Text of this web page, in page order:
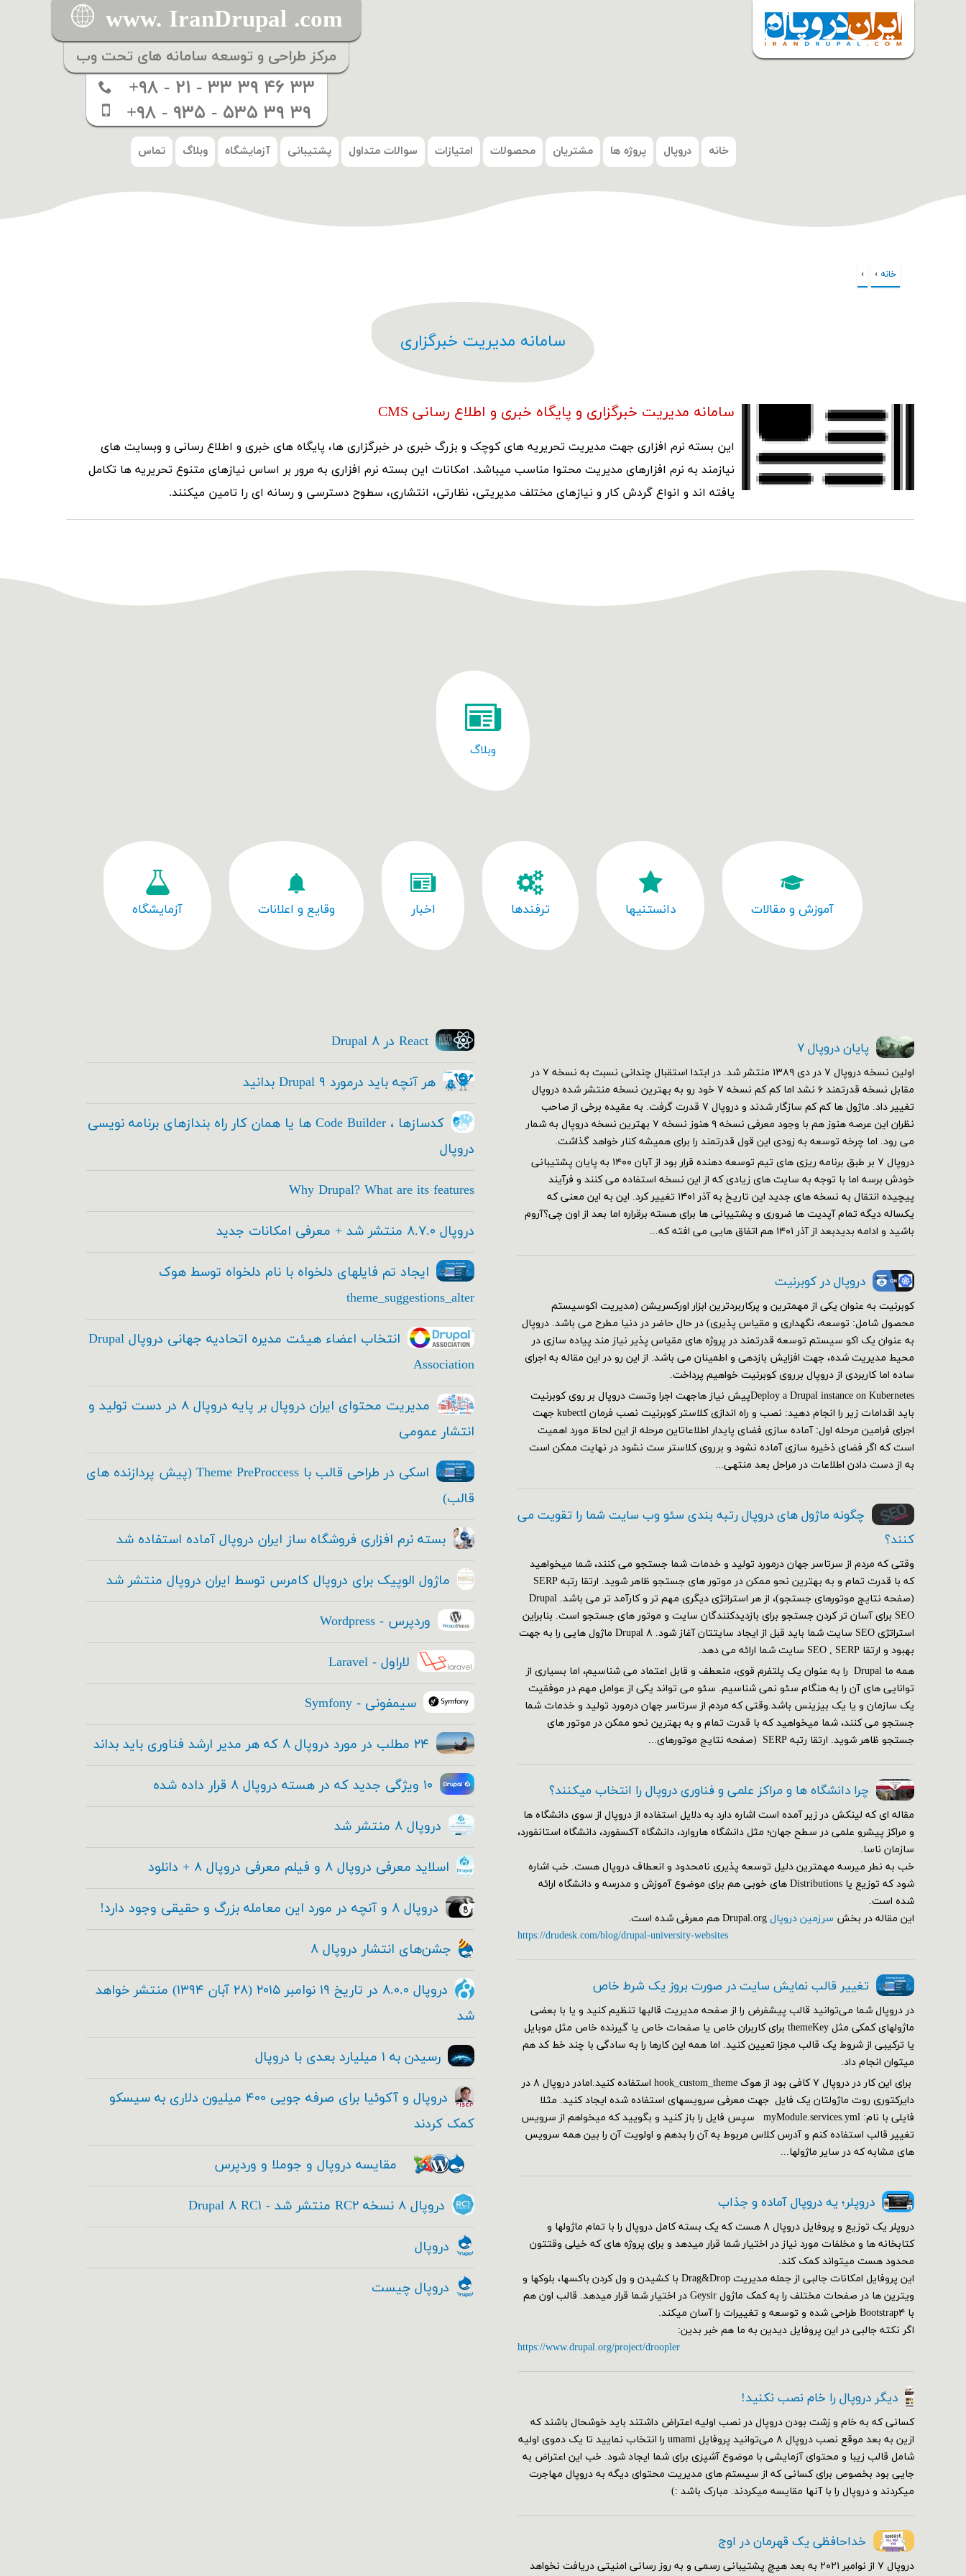
www. IranDrupal .com
مرکز طراحی و توسعه سامانه های تحت وب
+۹۸ - ۲۱ - ۳۳ ۳۹ ۴۶ ۳۳
+۹۸ - ۹۳۵ - ۵۳۵ ۳۹ ۳۹
خانه دروپال پروژه ها مشتریان محصولات امتیازات سوالات متداول پشتیبانی آزمایشگاه وبلاگ تماس
شما اینجا هستید
خانه ›
›
سامانه مدیریت خبرگزاری
سامانه مدیریت خبرگزاری و پایگاه خبری و اطلاع رسانی CMS
این بسته نرم افزاری جهت مدیریت تحریریه های کوچک و بزرگ خبری در خبرگزاری ها، پایگاه های خبری و اطلاع رسانی و وبسایت های
نیازمند به نرم افزارهای مدیریت محتوا مناسب میباشد. امکانات این بسته نرم افزاری به مرور بر اساس نیازهای متنوع تحریریه ها تکامل
یافته اند و انواع گردش کار و نیازهای مختلف مدیریتی، نظارتی، انتشاری، سطوح دسترسی و رسانه ای را تامین میکنند.
وبلاگ
آموزش و مقالات دانستنیها ترفندها اخبار وقایع و اعلانات آزمایشگاه
پایان دروپال ۷
اولین نسخه دروپال ۷ در دی ۱۳۸۹ منتشر شد. در ابتدا استقبال چندانی نسبت به نسخه ۷ در
مقابل نسخه قدرتمند ۶ نشد اما کم کم نسخه ۷ خود رو به بهترین نسخه منتشر شده دروپال
تغییر داد. ماژول ها کم کم سازگار شدند و دروپال ۷ قدرت گرفت. به عقیده برخی از صاحب
نظران این عرصه هنوز هم با وجود معرفی نسخه ۹ هنوز نسخه ۷ بهترین نسخه دروپال به شمار
می رود. اما چرخه توسعه به زودی این قول قدرتمند را برای همیشه کنار خواهد گذاشت.
دروپال ۷ بر طبق برنامه ریزی های تیم توسعه دهنده قرار بود از آبان ۱۴۰۰ به پایان پشتیبانی
خودش برسه اما با توجه به سایت های زیادی که از این نسخه استفاده می کنند و فرآیند
پیچیده انتقال به نسخه های جدید این تاریخ به آذر ۱۴۰۱ تغییر کرد. این به این معنی که
یکساله دیگه تمام آپدیت ها ضروری و پشتیبانی ها برای هسته برقراره اما بعد از اون چی؟آروم
باشید و ادامه بدیدبعد از آذر ۱۴۰۱ هم اتفاق هایی می افته که...
دروپال در کوبرنیت
کوبرنیت به عنوان یکی از مهمترین و پرکاربردترین ابزار اورکسریشن (مدیریت اکوسیستم
محصول شامل: توسعه، نگهداری و مقیاس پذیری) در حال حاضر در دنیا مطرح می باشد. دروپال
به عنوان یک اکو سیستم توسعه قدرتمند در پروژه های مقیاس پذیر نیاز مند پیاده سازی در
محیط مدیریت شده، جهت افزایش بازدهی و اطمینان می باشد. از این رو در این مقاله به اجرای
ساده اما کاربردی از دروپال برروی کوبرنیت خواهیم پرداخت.
Deploy a Drupal instance on Kubernetesپیش نیاز هاجهت اجرا وتست دروپال بر روی کوبرنیت
باید اقدامات زیر را انجام دهید: نصب و راه اندازی کلاستر کوبرنیت نصب فرمان kubectl جهت
اجرای فرامین مرحله اول: آماده سازی فضای پایدار اطلاعاتاین مرحله از این لحاظ مورد اهمیت
است که اگر فضای ذخیره سازی آماده نشود و برروی کلاستر ست نشود در نهایت ممکن است
به از دست دادن اطلاعات در مراحل بعد منتهی...
چگونه ماژول های دروپال رتبه بندی سئو وب سایت شما را تقویت می
کنند؟
وقتی که مردم از سرتاسر جهان درمورد تولید و خدمات شما جستجو می کنند، شما میخواهید
که با قدرت تمام و به بهترین نحو ممکن در موتور های جستجو ظاهر شوید. ارتقا رتبه SERP
(صفحه نتایج موتورهای جستجو)، از هر استراتژی دیگری مهم تر و کارآمد تر می باشد. Drupal
SEO برای آسان تر کردن جستجو برای بازدیدکنندگان سایت و موتور های جستجو است. بنابراین
استراتژی SEO سایت شما باید قبل از ایجاد سایتتان آغاز شود. Drupal ۸ ماژول هایی را به جهت
بهبود و ارتقا SEO , SERP سایت شما ارائه می دهد.
همه ما Drupal را به عنوان یک پلتفرم قوی، منعطف و قابل اعتماد می شناسیم، اما بسیاری از
توانایی های آن را به هنگام سئو نمی شناسیم. سئو می تواند یکی از عوامل مهم در موفقیت
یک سازمان و یا یک بیزینس باشد.وقتی که مردم از سرتاسر جهان درمورد تولید و خدمات شما
جستجو می کنند، شما میخواهید که با قدرت تمام و به بهترین نحو ممکن در موتور های
جستجو ظاهر شوید. ارتقا رتبه SERP (صفحه نتایج موتورهای...
چرا دانشگاه ها و مراکز علمی و فناوری دروپال را انتخاب میکنند؟
مقاله ای که لینکش در زیر آمده است اشاره دارد به دلایل استفاده از دروپال از سوی دانشگاه ها
و مراکز پیشرو علمی در سطح جهان؛ مثل دانشگاه هاروارد، دانشگاه آکسفورد، دانشگاه استانفورد،
سازمان ناسا.
خب به نطر میرسه مهمترین دلیل توسعه پذیری نامحدود و انعطاف دروپال هست. خب اشاره
شود که توزیع یا Distributions های خوبی هم برای موضوع آموزش و مدرسه و دانشگاه ارائه
شده است.
این مقاله در بخش سرزمین دروپال
https://drudesk.com/blog/drupal-university-websites
تغییر قالب نمایش سایت در صورت بروز یک شرط خاص
در دروپال شما می‌توانید قالب پیشفرض را از صفحه مدیریت قالبها تنظیم کنید و یا با بعضی
ماژولهای کمکی مثل themeKey برای کاربران خاص یا صفحات خاص یا گیرنده خاص مثل موبایل
یا ترکیبی از شروط یک قالب مجزا تعیین کنید. اما همه این کارها را به سادگی با چند خط کد هم
می‎توان انجام داد.
برای این کار در دروپال ۷ کافی بود از هوک hook_custom_theme استفاده کنید.امادر دروپال ۸ در
دایرکتوری روت ماژولتان یک فایل جهت معرفی سرویسهای استفاده شده ایجاد کنید. مثلا
فایلی با نام: myModule.services.yml سپس فایل را باز کنید و بگویید که میخواهم از سرویس
تغییر قالب استفاده کنم و آدرس کلاس مربوط به آن را بدهم و اولویت آن را بین همه سرویس
های مشابه که در سایر ماژولها...
دروپلر؛ یه دروپال آماده و جذاب
دروپلر یک توزیع و پروفایل دروپال ۸ هست که یک بسته کامل دروپال را با تمام ماژولها و
کتابخانه ها و مخلفات مورد نیاز در اختیار شما قرار میدهد و برای پروژه های که خیلی وقتتون
محدود هست میتواند کمک کند.
این پروفایل امکانات جالبی از جمله مدیریت Drag&Drop با کشیدن و ول کردن باکسها، بلوکها و
ویترین ها در صفحات مختلف را به کمک ماژول Geysir در اختیار شما قرار میدهد. قالب اون هم
با Bootstrap۴ طراحی شده و توسعه و تغییرات را آسان میکند.
اگر نکته جالبی در این پروفایل دیدین به ما هم خبر بدین:
https://www.drupal.org/project/droopler
دیگر دروپال را خام نصب نکنید!
کسانی که به خام و زشت بودن دروپال در نصب اولیه اعتراض داشتند باید خوشحال باشند که
ازین به بعد موقع نصب دروپال ۸ می‌توانید پروفایل umami را انتخاب نمایید تا یک دموی اولیه
شامل قالب زیبا و محتوای آزمایشی با موضوع آشپزی برای شما ایجاد شود. خب این اعتراض به
جایی بود بخصوص برای کسانی که از سیستم های مدیریت محتوای دیگه به دروپال مهاجرت
میکردند و دروپال را با آنها مقایسه میکردند. مبارک باشد :)
خداحافظی یک قهرمان در اوج
دروپال ۷ از نوامبر ۲۰۲۱ به بعد هیچ پشتیبانی رسمی و به روز رسانی امنیتی دریافت نخواهد
React در Drupal ۸
هر آنچه باید درمورد Drupal ۹ بدانید
کدسازها ، Code Builder ها یا همان کار راه بندازهای برنامه نویسی
دروپال
Why Drupal? What are its features
دروپال ۸.۷.۰ منتشر شد + معرفی امکانات جدید
ایجاد تم فایلهای دلخواه با نام دلخواه توسط هوک
theme_suggestions_alter
انتخاب اعضاء هیئت مدیره اتحادیه جهانی دروپال Drupal
Association
مدیریت محتوای ایران دروپال بر پایه دروپال ۸ در دست تولید و
انتشار عمومی
اسکی در طراحی قالب با Theme PreProccess (پیش پردازنده های
قالب)
بسته نرم افزاری فروشگاه ساز ایران دروپال آماده استفاده شد
ماژول الوپیک برای دروپال کامرس توسط ایران دروپال منتشر شد
وردپرس - Wordpress
لاراول - Laravel
سیمفونی - Symfony
۲۴ مطلب در مورد دروپال ۸ که هر مدیر ارشد فناوری باید بداند
۱۰ ویژگی جدید که در هسته دروپال ۸ قرار داده شده
دروپال ۸ منتشر شد
اسلاید معرفی دروپال ۸ و فیلم معرفی دروپال ۸ + دانلود
دروپال ۸ و آنچه در مورد این معامله بزرگ و حقیقی وجود دارد!
جشن‌های انتشار دروپال ۸
دروپال ۸.۰.۰ در تاریخ ۱۹ نوامبر ۲۰۱۵ (۲۸ آبان ۱۳۹۴) منتشر خواهد
شد
رسیدن به ۱ میلیارد بعدی با دروپال
دروپال و آکوئیا برای صرفه جویی ۴۰۰ میلیون دلاری به سیسکو
کمک کردند
مقایسه دروپال و جوملا و وردپرس
دروپال ۸ نسخه RC۲ منتشر شد - Drupal ۸ RC۱
دروپال
دروپال چیست